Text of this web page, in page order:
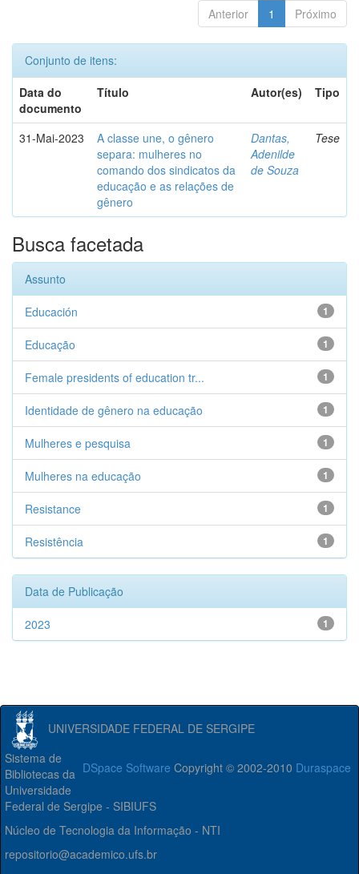
Anterior 1 Próximo
Conjunto de itens:
Data do
documento
Título Autor(es) Tipo
31-Mai-2023
A classe une, o gênero
separa: mulheres no
comando dos sindicatos da
educação e as relações de
gênero
Dantas,
Adenilde
de Souza
Tese
Busca facetada
Assunto
1
Educación
1
Educação
1
Female presidents of education tr...
1
Identidade de gênero na educação
1
Mulheres e pesquisa
1
Mulheres na educação
1
Resistance
1
Resistência
Data de Publicação
1
2023
UNIVERSIDADE FEDERAL DE SERGIPE
DSpace Software Copyright © 2002-2010 Duraspace
Sistema de
Bibliotecas da
Universidade
Federal de Sergipe - SIBIUFS
Núcleo de Tecnologia da Informação - NTI
repositorio@academico.ufs.br